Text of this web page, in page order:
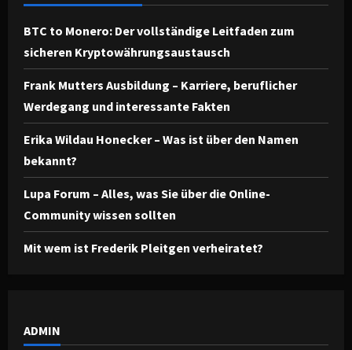
BTC to Monero: Der vollständige Leitfaden zum
sicheren Kryptowährungsaustausch
Frank Mutters Ausbildung – Karriere, beruflicher
Werdegang und interessante Fakten
Erika Wildau Honecker – Was ist über den Namen
bekannt?
Lupa Forum – Alles, was Sie über die Online-
Community wissen sollten
Mit wem ist Frederik Pleitgen verheiratet?
ADMIN